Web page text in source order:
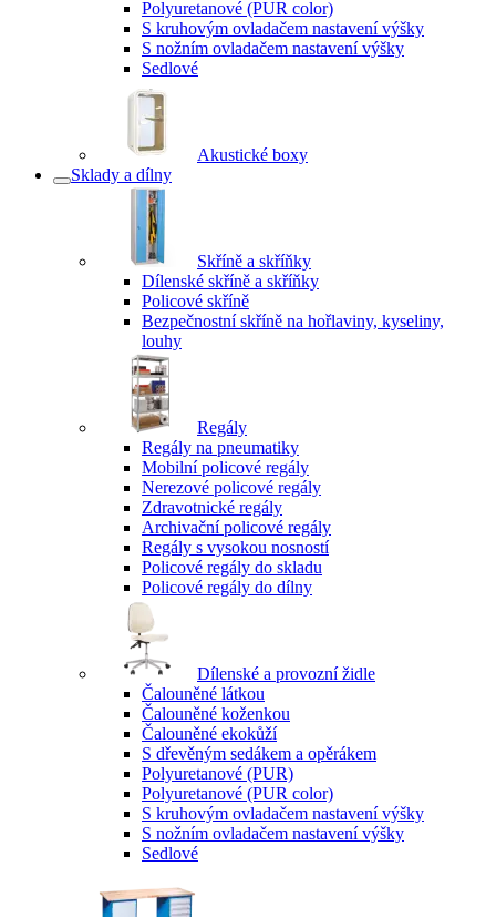
Polyuretanové (PUR color)
S kruhovým ovladačem nastavení výšky
S nožním ovladačem nastavení výšky
Sedlové
Akustické boxy
Sklady a dílny
Skříně a skříňky
Dílenské skříně a skříňky
Policové skříně
Bezpečnostní skříně na hořlaviny, kyseliny,
louhy
Regály
Regály na pneumatiky
Mobilní policové regály
Nerezové policové regály
Zdravotnické regály
Archivační policové regály
Regály s vysokou nosností
Policové regály do skladu
Policové regály do dílny
Dílenské a provozní židle
Čalouněné látkou
Čalouněné koženkou
Čalouněné ekokůží
S dřevěným sedákem a opěrákem
Polyuretanové (PUR)
Polyuretanové (PUR color)
S kruhovým ovladačem nastavení výšky
S nožním ovladačem nastavení výšky
Sedlové